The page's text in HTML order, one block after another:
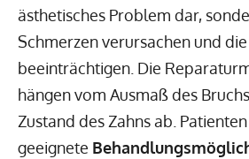
ästhetisches Problem dar,
Schmerzen verursachen und
beeinträchtigen. Die
hängen vom Ausmaß des
Zustand des Zahns ab.
geeignete